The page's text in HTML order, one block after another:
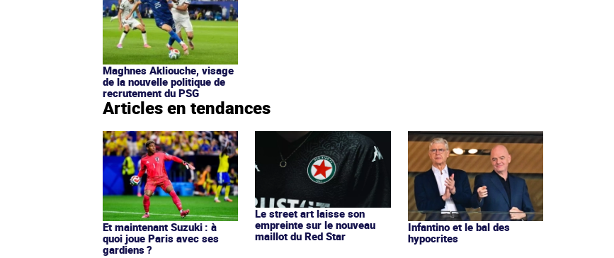
Maghnes Akliouche, visage
de la nouvelle politique de
recrutement du PSG
Articles en tendances
Et maintenant Suzuki : à
quoi joue Paris avec ses
gardiens ?
Le street art laisse son
empreinte sur le nouveau
maillot du Red Star
Infantino et le bal des
hypocrites